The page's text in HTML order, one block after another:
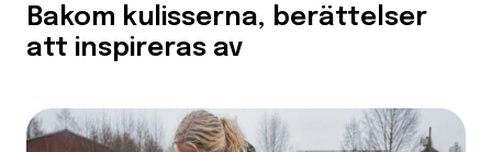
Bakom kulisserna, berättelser
att inspireras av